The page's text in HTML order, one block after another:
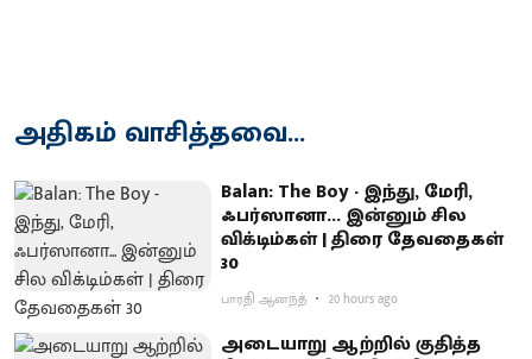
அதிகம் வாசித்தவை...
Balan: The Boy - இந்து, மேரி,
ஃபர்ஸானா... இன்னும் சில
விக்டிம்கள் | திரை தேவதைகள்
30
பாரதி ஆனந்த் 20 hours ago
அடையாறு ஆற்றில் குதித்த